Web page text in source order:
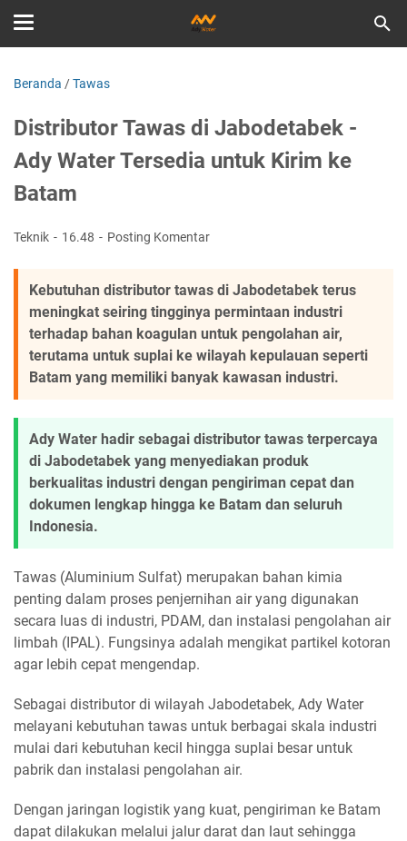
Beranda /Tawas
Distributor Tawas di Jabodetabek -
Ady Water Tersedia untuk Kirim ke
Batam
Teknik 16.48 Posting Komentar
Kebutuhan distributor tawas di Jabodetabek terus
meningkat seiring tingginya permintaan industri
terhadap bahan koagulan untuk pengolahan air,
terutama untuk suplai ke wilayah kepulauan seperti
Batam yang memiliki banyak kawasan industri.
Ady Water hadir sebagai distributor tawas terpercaya
di Jabodetabek yang menyediakan produk
berkualitas industri dengan pengiriman cepat dan
dokumen lengkap hingga ke Batam dan seluruh
Indonesia.
Tawas (Aluminium Sulfat) merupakan bahan kimia
penting dalam proses penjernihan air yang digunakan
secara luas di industri, PDAM, dan instalasi pengolahan air
limbah (IPAL). Fungsinya adalah mengikat partikel kotoran
agar lebih cepat mengendap.
Sebagai distributor di wilayah Jabodetabek, Ady Water
melayani kebutuhan tawas untuk berbagai skala industri
mulai dari kebutuhan kecil hingga suplai besar untuk
pabrik dan instalasi pengolahan air.
Dengan jaringan logistik yang kuat, pengiriman ke Batam
dapat dilakukan melalui jalur darat dan laut sehingga